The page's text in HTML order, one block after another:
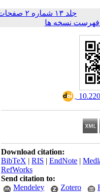
جلد ۱۳ شماره ۲ صفحات
نسخه ها
Download citation:
BibTeX|RIS|EndNote|
RefWorks
Send citation to:
Mendeley
Zotero